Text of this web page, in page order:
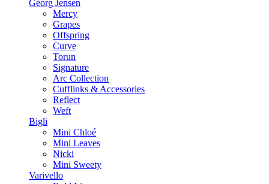
Georg Jensen
Mercy
Grapes
Offspring
Curve
Torun
Signature
Arc Collection
Cufflinks & Accessories
Reflect
Weft
Bigli
Mini Chloé
Mini Leaves
Nicki
Mini Sweety
Varivello